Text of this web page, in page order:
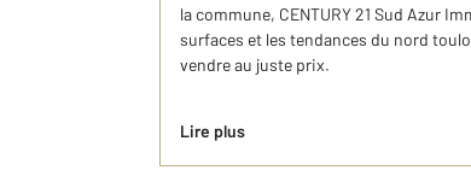
la commune, CENTURY 21 Sud Azur
surfaces et les tendances du nord
vendre au juste prix.
Lire plus